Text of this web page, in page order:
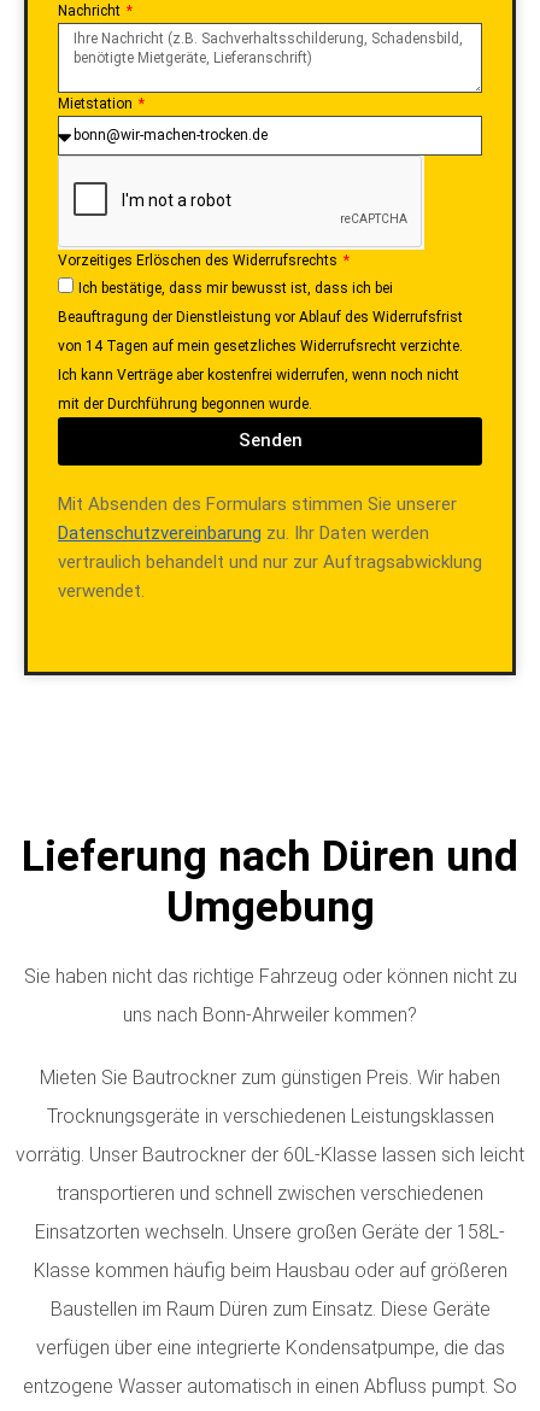
Nachricht
Mietstation
Vorzeitiges Erlöschen des Widerrufsrechts
Ich bestätige, dass mir bewusst ist, dass ich bei
Beauftragung der Dienstleistung vor Ablauf des Widerrufsfrist
von 14 Tagen auf mein gesetzliches Widerrufsrecht verzichte.
Ich kann Verträge aber kostenfrei widerrufen, wenn noch nicht
mit der Durchführung begonnen wurde.
Senden
Mit Absenden des Formulars stimmen Sie unserer
Datenschutzvereinbarung zu. Ihr Daten werden
vertraulich behandelt und nur zur Auftragsabwicklung
verwendet.
Lieferung nach Düren und
Umgebung
Sie haben nicht das richtige Fahrzeug oder können nicht zu
uns nach Bonn-Ahrweiler kommen?
Mieten Sie Bautrockner zum günstigen Preis. Wir haben
Trocknungsgeräte in verschiedenen Leistungsklassen
vorrätig. Unser Bautrockner der 60L-Klasse lassen sich leicht
transportieren und schnell zwischen verschiedenen
Einsatzorten wechseln. Unsere großen Geräte der 158L-
Klasse kommen häufig beim Hausbau oder auf größeren
Baustellen im Raum Düren zum Einsatz. Diese Geräte
verfügen über eine integrierte Kondensatpumpe, die das
entzogene Wasser automatisch in einen Abfluss pumpt. So